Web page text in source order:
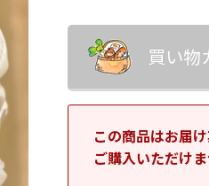
買い物
この商品はお届け
ご購入いただけま